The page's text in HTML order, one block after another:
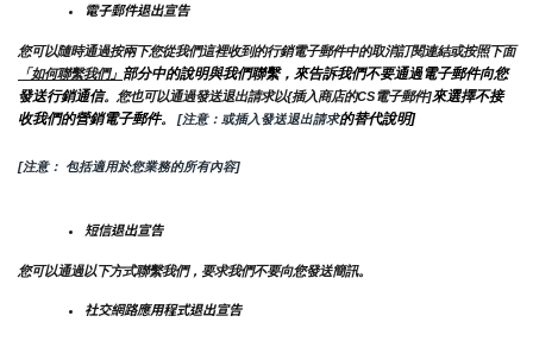
電子郵件退出宣告
您可以隨時通過按兩下您從我們這裡收到的行銷電子郵件中的取消訂閱連結或按照下面
「如何聯繫我們」 部分中的說明與我們聯繫，來告訴我們不要通過電子郵件向您
發送行銷通信。您也可以通過發送退出請求以{插入商店的CS電子郵件]來選擇不接
收我們的營銷電子郵件。 [注意：或插入發送退出請求的替代說明]
[注意： 包括適用於您業務的所有內容]
短信退出宣告
您可以通過以下方式聯繫我們，要求我們不要向您發送簡訊。
社交網路應用程式退出宣告